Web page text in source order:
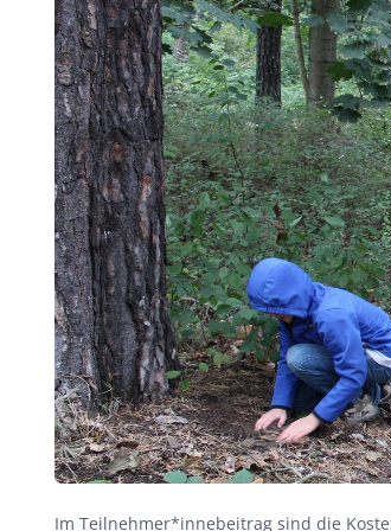
Im Teilnehmer*innebeitrag sind die